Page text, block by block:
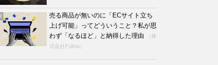
売る商品が無いのに「ECサイト立ち
上げ可能」ってどういうこと？私が思
わず「なるほど」と納得した理由
（株
式会社Fulmo）